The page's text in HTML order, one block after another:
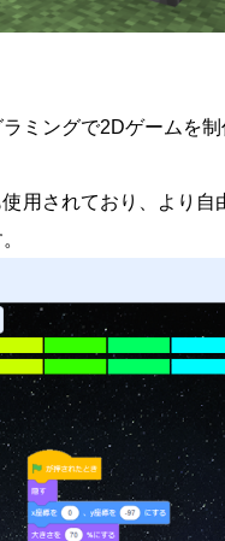
ミングで2Dゲームを
用されており、より自